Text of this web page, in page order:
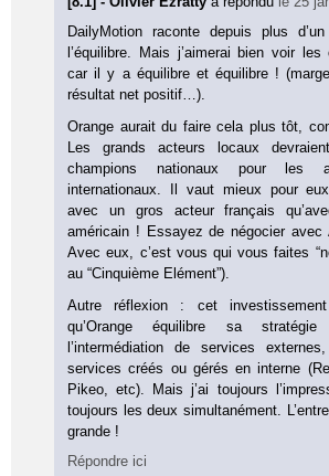
DailyMotion raconte depuis plus
l’équilibre. Mais j’aimerai bien voir
car il y a équilibre et équilibre !
résultat net positif…).
Orange aurait du faire cela plus tôt,
Les grands acteurs locaux
champions nationaux pour les
internationaux. Il vaut mieux pour
avec un gros acteur français
américain ! Essayez de négocier avec
Avec eux, c’est vous qui vous faites
au “Cinquième Elément”).
Autre réflexion : cet
qu’Orange équilibre sa
l’intermédiation de services
services créés ou gérés en interne
Pikeo, etc). Mais j’ai toujours
toujours les deux simultanément.
grande !
Répondre ici